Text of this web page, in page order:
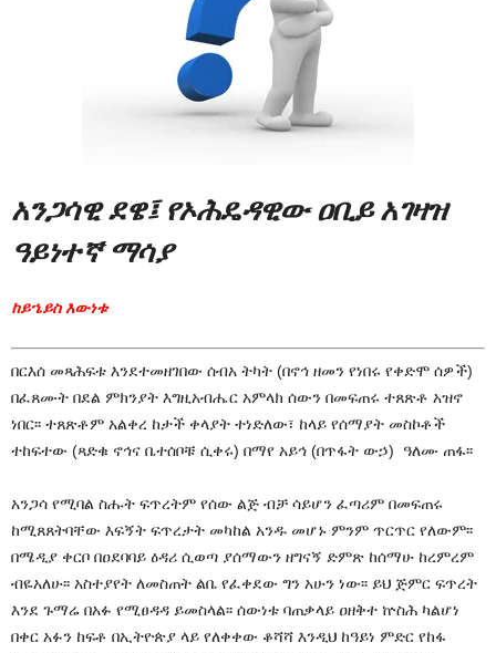
አንጋሳዊ ደዌ፤ የኦሕዴዳዊው ዐቢይ አገዛዝ
ዓይነተኛ ማሳያ
ከይኄይስ እውነቱ
በርእሰ መጻሕፍቱ እንደተመዘገበው ሰብአ ትካት (በኖኅ ዘመን የነበሩ የቀድሞ ሰዎች)
በፈጸሙት በደል ምክንያት እግዚአብሔር አምላክ ሰውን በመፍጠሩ ተጸጽቶ አዝኖ
ነበር፡፡ ተጸጽቶም አልቀረ ከታች ቀላያት ተነድለው፣ ከላይ የሰማያት መስኮቶች
ተከፍተው (ጻድቁ ኖኅና ቤተሰቦቹ ሲቀሩ) በማየ አይኅ (በጥፋት ውኃ) ዓለሙ ጠፋ፡፡
አንጋሳ የሚባል ስሑት ፍጥረትም የሰው ልጅ ብቻ ሳይሆን ፈጣሪም በመፍጠሩ
ከሚጸጸትባቸው እፍኝት ፍጥረታት መካከል አንዱ መሆኑ ምንም ጥርጥር የለውም፡፡
በሜዲያ ቀርቦ በዐደባባይ ዕዳሪ ሲወጣ ያሰማውን ዘግናኝ ድምጽ ከሰማሁ ከረምረም
ብዬአለሁ፡፡ አስተያየት ለመስጠት ልቤ የፈቀደው ግን አሁን ነው፡፡ ይህ ጅምር ፍጥረት
እንደ ጉማሬ በአፉ የሚፀዳዳ ይመስላል፡፡ ሰውነቱ ባጠቃላይ ዐዘቅተ ኵስሕ ካልሆነ
በቀር አፉን ከፍቶ በኢትዮጵያ ላይ የለቀቀው ቆሻሻ እንዲህ ከዓይነ ምድር የከፋ